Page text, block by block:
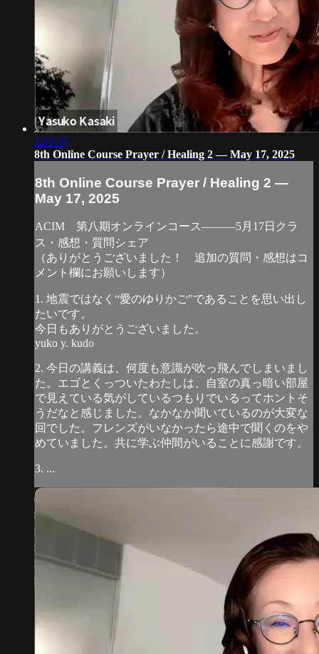
1:03:34
8th Online Course Prayer / Healing 2 — May 17, 2025
8th Online Course Prayer / Healing 2 —
May 17, 2025
ACIM 第八期オンラインコース―――5月17日クラ
ス・感想・質問シェア
（ありがとうございました！ 追加の質問・感想はコ
メント欄にお願いします）
1. 地震ではなく“愛のゆりかご”であることを思い出し
たいです。
今日もありがとうございました。
yuko y. kudo
2. 今日の講義は、何度も意識が吹っ飛んでしまいまし
た。エゴとくっついたわたしは、自室の真っ暗い部屋
で見えている気がしているつもりでいるってホントそ
うだなと感じました。なかなか聞いているのが大変な
回でした。フレンズがいなかったら途中で聞くのをや
めていました。共に学ぶ仲間がいることに感謝です。
3. ...